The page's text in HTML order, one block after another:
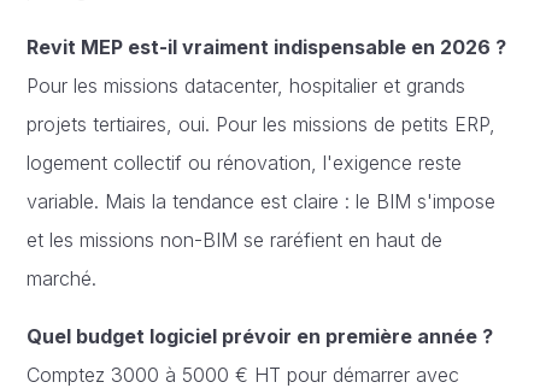
Revit MEP est-il vraiment indispensable en 2026 ?
Pour les missions datacenter, hospitalier et grands
projets tertiaires, oui. Pour les missions de petits ERP,
logement collectif ou rénovation, l'exigence reste
variable. Mais la tendance est claire : le BIM s'impose
et les missions non-BIM se raréfient en haut de
marché.
Quel budget logiciel prévoir en première année ?
Comptez 3000 à 5000 € HT pour démarrer avec